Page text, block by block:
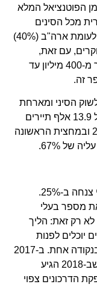
המלא
הסינים
מחזיקים כיום בדרכון – מספר נמוך מאוד לעומת ארה"ב (40%)
החוקרים, עם זאת,
פוטנציאל התיירים מסין אמור להגיע ליותר מ-400 מיליון עד
הסיני ומארחת
עיתונאים סיניים. בחודש יוני הגיעו לישראל 13.9 אלף תיירים
עליה של כ-100% לעומת יוני 2018 ובמחצית הראשונה
מתחילת חודש יולי, עלות קבלת דרכון סיני צנחה ב-25%.
מספר בעלי
לא רק זאת: הליך
לפנות
לבקשת דרכון בכל רחבי המדינה ולא רק בנקודה אחת. ב-2017
טיפלו שלטונות סין ב-570 אלף דרכונים כשב-2018 הגיע
הדרכונים צפוי